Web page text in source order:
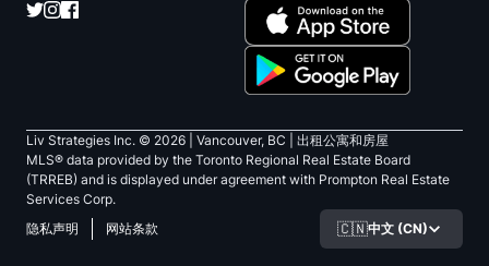
Liv Strategies Inc. © 2026 | Vancouver, BC |
出租公寓和房屋
MLS® data provided by the Toronto Regional Real Estate Board
(TRREB) and is displayed under agreement with Prompton Real Estate
Services Corp.
隐私声明
网站条款 🇨🇳中文 (CN)